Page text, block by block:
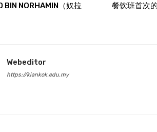
BIN NORHAMIN（奴拉
餐饮班首次
Webeditor
https://kiankok.edu.my